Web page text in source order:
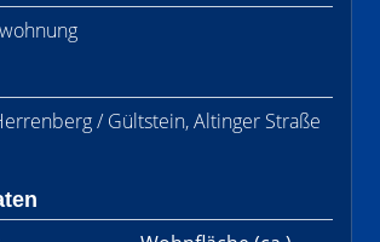
/ Gültstein, Altinger Straße